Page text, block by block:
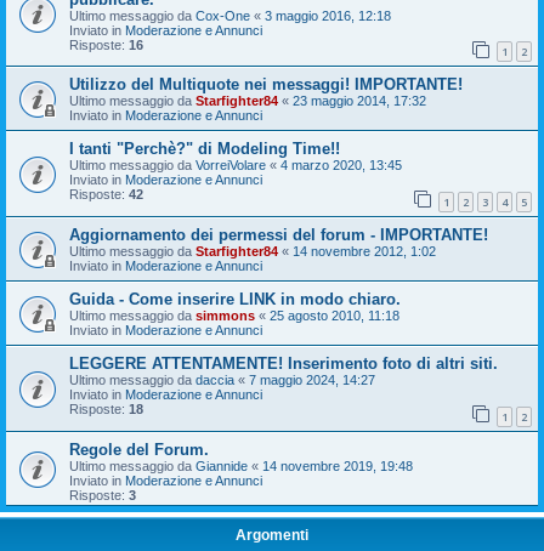
Ultimo messaggio da Cox-One « 3 maggio 2016, 12:18
Inviato in Moderazione e Annunci
Risposte: 16 1 2
Utilizzo del Multiquote nei messaggi! IMPORTANTE!
Ultimo messaggio da Starfighter84 « 23 maggio 2014, 17:32
Inviato in Moderazione e Annunci
I tanti "Perchè?" di Modeling Time!!
Ultimo messaggio da VorreiVolare « 4 marzo 2020, 13:45
Inviato in Moderazione e Annunci
Risposte: 42 1 2 3 4 5
Aggiornamento dei permessi del forum - IMPORTANTE!
Ultimo messaggio da Starfighter84 « 14 novembre 2012, 1:02
Inviato in Moderazione e Annunci
Guida - Come inserire LINK in modo chiaro.
Ultimo messaggio da simmons « 25 agosto 2010, 11:18
Inviato in Moderazione e Annunci
LEGGERE ATTENTAMENTE! Inserimento foto di altri siti.
Ultimo messaggio da daccia « 7 maggio 2024, 14:27
Inviato in Moderazione e Annunci
Risposte: 18 1 2
Regole del Forum.
Ultimo messaggio da Giannide « 14 novembre 2019, 19:48
Inviato in Moderazione e Annunci
Risposte: 3
Argomenti